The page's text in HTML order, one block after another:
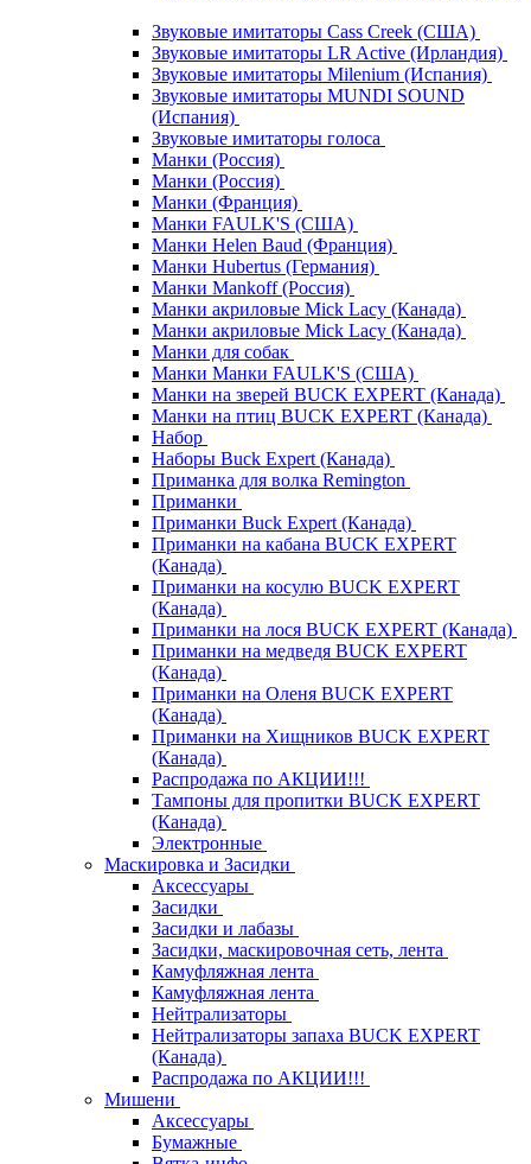
Звуковые имитаторы Cass Creek (США)
Звуковые имитаторы LR Active (Ирландия)
Звуковые имитаторы Milenium (Испания)
Звуковые имитаторы MUNDI SOUND
(Испания)
Звуковые имитаторы голоса
Манки (Россия)
Манки (Россия)
Манки (Франция)
Манки FAULK'S (США)
Манки Helen Baud (Франция)
Манки Hubertus (Германия)
Манки Mankoff (Россия)
Манки акриловые Mick Lacy (Канада)
Манки акриловые Mick Lacy (Канада)
Манки для собак
Манки Манки FAULK'S (США)
Манки на зверей BUCK EXPERT (Канада)
Манки на птиц BUCK EXPERT (Канада)
Набор
Наборы Buck Expert (Канада)
Приманка для волка Remington
Приманки
Приманки Buck Expert (Канада)
Приманки на кабана BUCK EXPERT
(Канада)
Приманки на косулю BUCK EXPERT
(Канада)
Приманки на лося BUCK EXPERT (Канада)
Приманки на медведя BUCK EXPERT
(Канада)
Приманки на Оленя BUCK EXPERT
(Канада)
Приманки на Хищников BUCK EXPERT
(Канада)
Распродажа по АКЦИИ!!!
Тампоны для пропитки BUCK EXPERT
(Канада)
Электронные
Маскировка и Засидки
Аксессуары
Засидки
Засидки и лабазы
Засидки, маскировочная сеть, лента
Камуфляжная лента
Камуфляжная лента
Нейтрализаторы
Нейтрализаторы запаха BUCK EXPERT
(Канада)
Распродажа по АКЦИИ!!!
Мишени
Аксессуары
Бумажные